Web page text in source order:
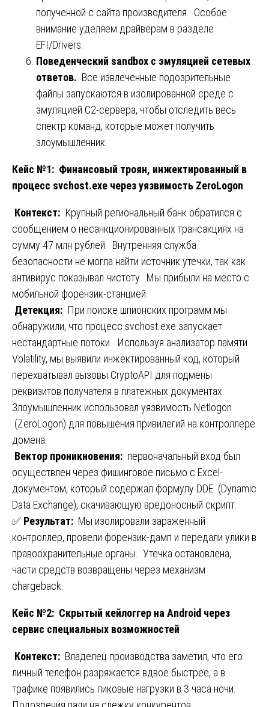
полученной с сайта производителя. Особое
внимание уделяем драйверам в разделе
EFI/Drivers.
Поведенческий sandbox с эмуляцией сетевых
ответов. ️ Все извлеченные подозрительные
файлы запускаются в изолированной среде с
эмуляцией C2-сервера, чтобы отследить весь
спектр команд, которые может получить
злоумышленник.
Кейс №1: Финансовый троян, инжектированный в
процесс svchost.exe через уязвимость ZeroLogon
Контекст: Крупный региональный банк обратился с
сообщением о несанкционированных трансакциях на
сумму 47 млн рублей. Внутренняя служба
безопасности не могла найти источник утечки, так как
антивирус показывал чистоту. Мы прибыли на место с
мобильной форензик-станцией.
Детекция: При поиске шпионских программ мы
обнаружили, что процесс svchost.exe запускает
нестандартные потоки. Используя анализатор памяти
Volatility, мы выявили инжектированный код, который
перехватывал вызовы CryptoAPI для подмены
реквизитов получателя в платежных документах.
Злоумышленник использовал уязвимость Netlogon
(ZeroLogon) для повышения привилегий на контроллере
домена.
Вектор проникновения: первоначальный вход был
осуществлен через фишинговое письмо с Excel-
документом, который содержал формулу DDE (Dynamic
Data Exchange), скачивающую вредоносный скрипт.
✅ Результат: Мы изолировали зараженный
контроллер, провели форензик-дамп и передали улики в
правоохранительные органы. Утечка остановлена,
части средств возвращены через механизм
chargeback.
Кейс №2: Скрытый кейлоггер на Android через
сервис специальных возможностей
Контекст: Владелец производства заметил, что его
личный телефон разряжается вдвое быстрее, а в
трафике появились пиковые нагрузки в 3 часа ночи.